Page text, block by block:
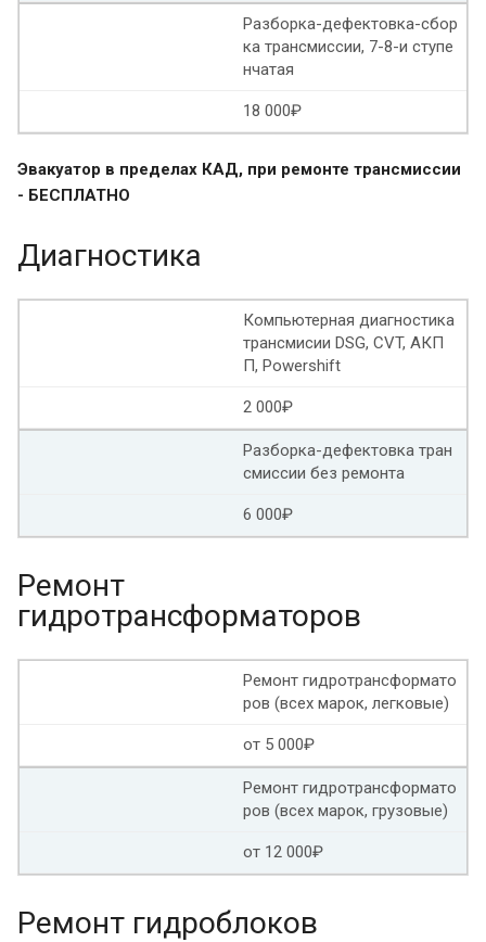
Ремонт гидроблока АКПП Опель антара
Ремонт гидроблока Ауди Ремонт гидроблока Хонда
Ремонт гидроблока пассат
Ремонт гидроблока БМВ
Ремонт гидроблока АКПП туарег
Ремонт гидроблока Ниссан патфайндер
Разборка-дефектовка-сбор
ка трансмиссии, 7-8-и ступе
нчатая
18 000₽
Эвакуатор в пределах КАД, при ремонте трансмиссии
- БЕСПЛАТНО
Диагностика
Компьютерная диагностика
трансмисии DSG, CVT, АКП
П, Powershift
2 000₽
Разборка-дефектовка тран
смиссии без ремонта
6 000₽
Ремонт
гидротрансформаторов
Ремонт гидротрансформато
ров (всех марок, легковые)
от 5 000₽
Ремонт гидротрансформато
ров (всех марок, грузовые)
от 12 000₽
Ремонт гидроблоков